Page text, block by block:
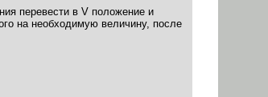
перевести в V положение и
на необходимую величину, после